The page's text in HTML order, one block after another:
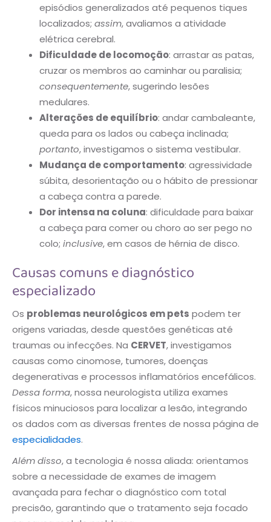
episódios generalizados até pequenos tiques
localizados; assim, avaliamos a atividade
elétrica cerebral.
Dificuldade de locomoção: arrastar as patas,
cruzar os membros ao caminhar ou paralisia;
consequentemente, sugerindo lesões
medulares.
Alterações de equilíbrio: andar cambaleante,
queda para os lados ou cabeça inclinada;
portanto, investigamos o sistema vestibular.
Mudança de comportamento: agressividade
súbita, desorientação ou o hábito de pressionar
a cabeça contra a parede.
Dor intensa na coluna: dificuldade para baixar
a cabeça para comer ou choro ao ser pego no
colo; inclusive, em casos de hérnia de disco.
Causas comuns e diagnóstico
especializado
Os problemas neurológicos em pets podem ter
origens variadas, desde questões genéticas até
traumas ou infecções. Na CERVET, investigamos
causas como cinomose, tumores, doenças
degenerativas e processos inflamatórios encefálicos.
Dessa forma, nossa neurologista utiliza exames
físicos minuciosos para localizar a lesão, integrando
os dados com as diversas frentes de nossa página de
especialidades.
Além disso, a tecnologia é nossa aliada: orientamos
sobre a necessidade de exames de imagem
avançada para fechar o diagnóstico com total
precisão, garantindo que o tratamento seja focado